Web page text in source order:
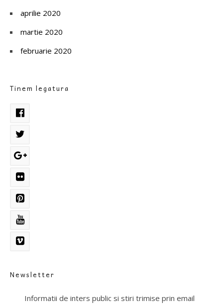
aprilie 2020
martie 2020
februarie 2020
Tinem legatura
Newsletter
Informatii de inters public si stiri trimise prin email